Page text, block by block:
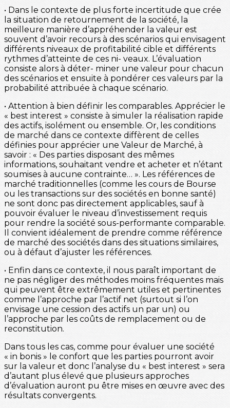
• Dans le contexte de plus forte incertitude que crée
la situation de retournement de la société, la
meilleure manière d’appréhender la valeur est
souvent d’avoir recours à des scénarios qui envisagent
différents niveaux de profitabilité cible et différents
rythmes d’atteinte de ces ni- veaux. L’évaluation
consiste alors à déter- miner une valeur pour chacun
des scénarios et ensuite à pondérer ces valeurs par la
probabilité attribuée à chaque scénario.
• Attention à bien définir les comparables. Apprécier le
« best interest » consiste à simuler la réalisation rapide
des actifs, isolément ou ensemble. Or, les conditions
de marché dans ce contexte diffèrent de celles
définies pour apprécier une Valeur de Marché, à
savoir : « Des parties disposant des mêmes
informations, souhaitant vendre et acheter et n’étant
soumises à aucune contrainte… ». Les références de
marché traditionnelles (comme les cours de Bourse
ou les transactions sur des sociétés en bonne santé)
ne sont donc pas directement applicables, sauf à
pouvoir évaluer le niveau d’investissement requis
pour rendre la société sous-performante comparable.
Il convient idéalement de prendre comme référence
de marché des sociétés dans des situations similaires,
ou à défaut d’ajuster les références.
• Enfin dans ce contexte, il nous paraît important de
ne pas négliger des méthodes moins fréquentes mais
qui peuvent être extrêmement utiles et pertinentes
comme l’approche par l’actif net (surtout si l’on
envisage une cession des actifs un par un) ou
l’approche par les coûts de remplacement ou de
reconstitution.
Dans tous les cas, comme pour évaluer une société
« in bonis » le confort que les parties pourront avoir
sur la valeur et donc l’analyse du « best interest » sera
d’autant plus élevé que plusieurs approches
d’évaluation auront pu être mises en œuvre avec des
résultats convergents.